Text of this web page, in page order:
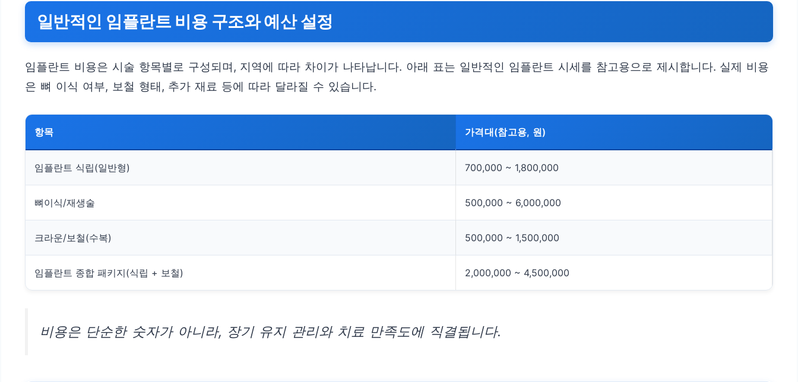
일반적인 임플란트 비용 구조와 예산 설정
임플란트 비용은 시술 항목별로 구성되며, 지역에 따라 차이가 나타납니다. 아래 표는 일반적인 임플란트 시세를 참고용으로 제시합니다. 실제 비용
은 뼈 이식 여부, 보철 형태, 추가 재료 등에 따라 달라질 수 있습니다.
항목 가격대(참고용, 원)
임플란트 식립(일반형) 700,000 ~ 1,800,000
뼈이식/재생술 500,000 ~ 6,000,000
크라운/보철(수복) 500,000 ~ 1,500,000
임플란트 종합 패키지(식립 + 보철) 2,000,000 ~ 4,500,000
비용은 단순한 숫자가 아니라, 장기 유지 관리와 치료 만족도에 직결됩니다.